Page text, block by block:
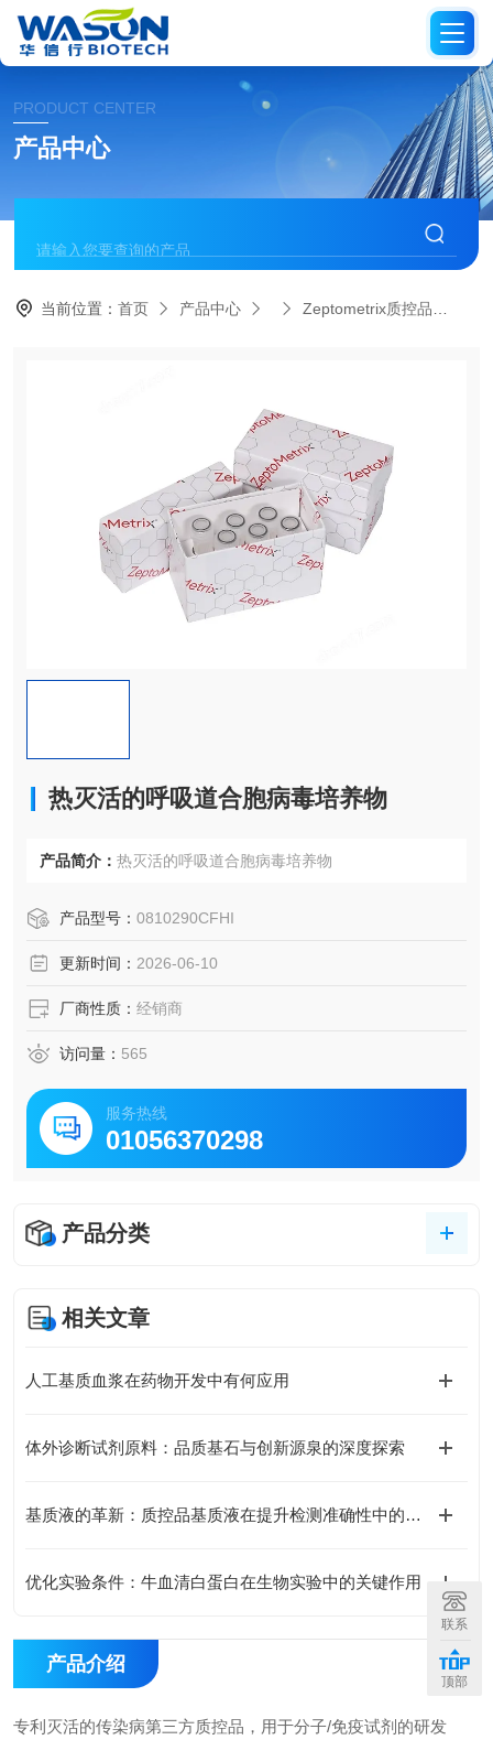
PRODUCT CENTER
产品中心
当前位置：首页 产品中心 Zeptometrix质控品
热灭活的呼吸道合胞病毒培养物
产品简介： 热灭活的呼吸道合胞病毒培养物
产品型号： 0810290CFHI
更新时间： 2026-06-10
厂商性质： 经销商
访问量： 565
服务热线
01056370298
产品分类
相关文章
人工基质血浆在药物开发中有何应用
体外诊断试剂原料：品质基石与创新源泉的深度探索
基质液的革新：质控品基质液在提升检测准确性中的关键作用
优化实验条件：牛血清白蛋白在生物实验中的关键作用
产品介绍
专利灭活的传染病第三方质控品，用于分子/免疫试剂的研发
联系
顶部